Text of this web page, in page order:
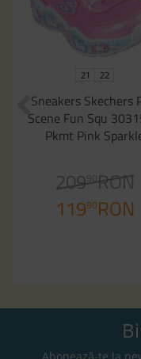
21 22
Sneakers Skechers
Scene Fun Squ
Pkmt Pink
209 90RON
11990RON